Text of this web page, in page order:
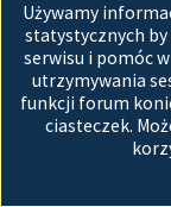
Używamy
statystycznych
serwisu i pomóc
utrzymywania
funkcji forum
ciasteczek.